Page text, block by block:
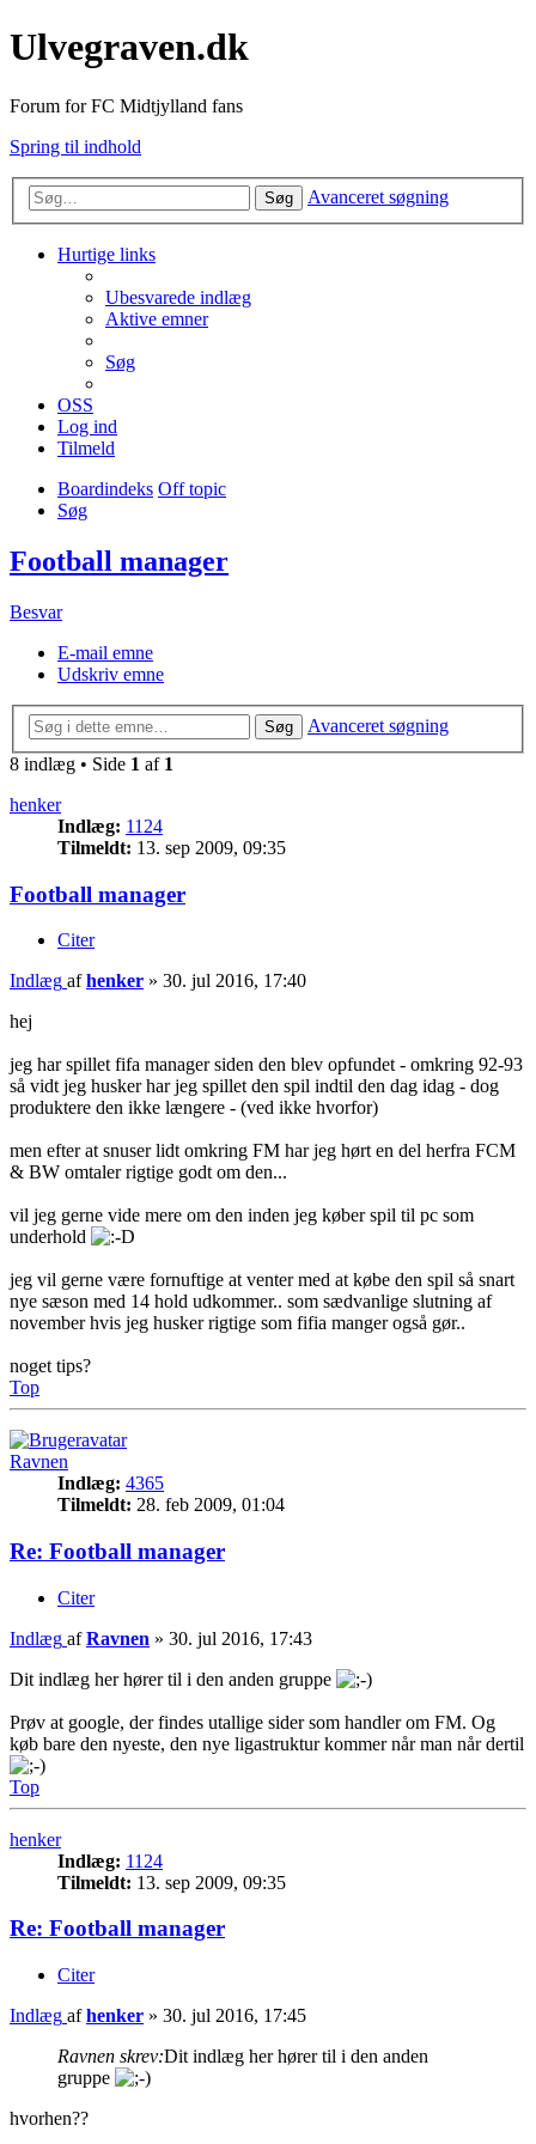
Ulvegraven.dk
Forum for FC Midtjylland fans
Spring til indhold
Søg Avanceret søgning
Hurtige links
Ubesvarede indlæg
Aktive emner
Søg
OSS
Log ind
Tilmeld
Boardindeks Off topic
Søg
Football manager
Besvar
E-mail emne
Udskriv emne
Søg
Avanceret søgning
8 indlæg • Side 1 af 1
henker
Indlæg: 1124
Tilmeldt: 13. sep 2009, 09:35
Football manager
Citer
Indlæg afhenker » 30. jul 2016, 17:40
hej
jeg har spillet fifa manager siden den blev opfundet - omkring 92-93
så vidt jeg husker har jeg spillet den spil indtil den dag idag - dog
produktere den ikke længere - (ved ikke hvorfor)
men efter at snuser lidt omkring FM har jeg hørt en del herfra FCM
& BW omtaler rigtige godt om den...
vil jeg gerne vide mere om den inden jeg køber spil til pc som
underhold
jeg vil gerne være fornuftige at venter med at købe den spil så snart
nye sæson med 14 hold udkommer.. som sædvanlige slutning af
november hvis jeg husker rigtige som fifia manger også gør..
noget tips?
Top
Ravnen
Indlæg: 4365
Tilmeldt: 28. feb 2009, 01:04
Re: Football manager
Citer
Indlæg afRavnen » 30. jul 2016, 17:43
Dit indlæg her hører til i den anden gruppe
Prøv at google, der findes utallige sider som handler om FM. Og
køb bare den nyeste, den nye ligastruktur kommer når man når dertil
Top
henker
Indlæg: 1124
Tilmeldt: 13. sep 2009, 09:35
Re: Football manager
Citer
Indlæg afhenker » 30. jul 2016, 17:45
Ravnen skrev:Dit indlæg her hører til i den anden
gruppe
hvorhen??